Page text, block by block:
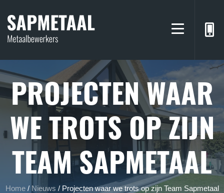
PROJECTEN WAAR
WE TROTS OP ZIJN
TEAM SAPMETAAL
Home/ Nieuws / Projecten waar we trots op zijn Team Sapmetaal